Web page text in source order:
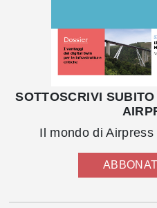
SOTTOSCRIVI
Il mondo di